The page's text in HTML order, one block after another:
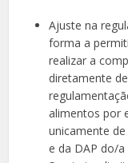
Ajuste na
forma a
realizar a
diretamente
alimentos por
unicamente
e da DAP do/